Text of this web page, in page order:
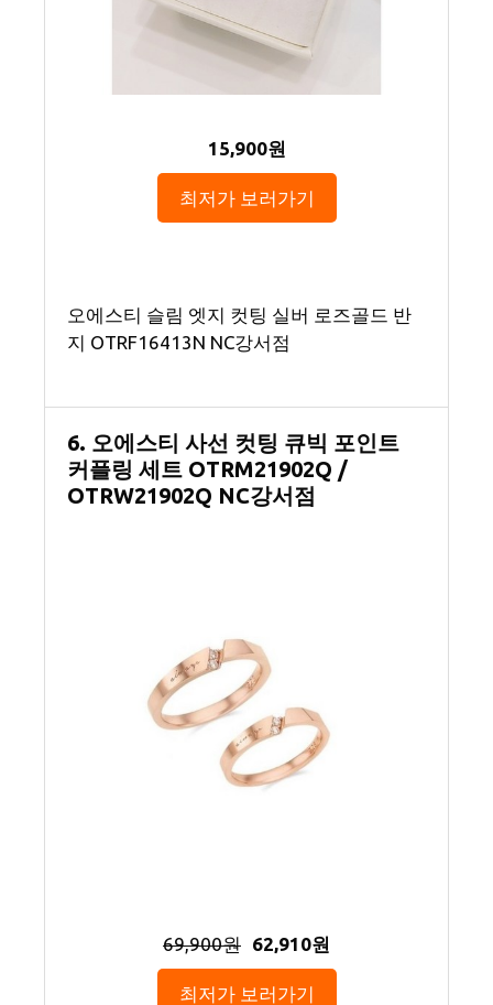
15,900원
최저가 보러가기
오에스티 슬림 엣지 컷팅 실버 로즈골드 반
지 OTRF16413N NC강서점
6. 오에스티 사선 컷팅 큐빅 포인트
커플링 세트 OTRM21902Q /
OTRW21902Q NC강서점
69,900원 62,910원
최저가 보러가기